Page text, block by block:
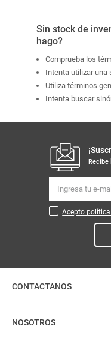
Sin stock de
hago?
Comprueba los
Intenta utilizar una
Utiliza términos
Intenta buscar
Recibe
Acepto
CONTACTANOS
Atención telefónica
NOSOTROS